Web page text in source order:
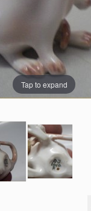
Tap to expand